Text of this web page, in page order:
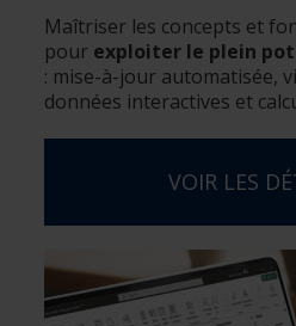
Maîtriser les concepts et
pour exploiter le plein
: mise-à-jour automatisée,
données interactives et
VOIR LES